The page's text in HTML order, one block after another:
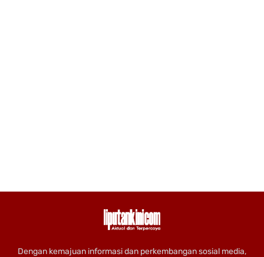
Dengan kemajuan informasi dan perkembangan sosial media,